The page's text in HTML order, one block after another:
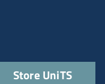
Store UniTS